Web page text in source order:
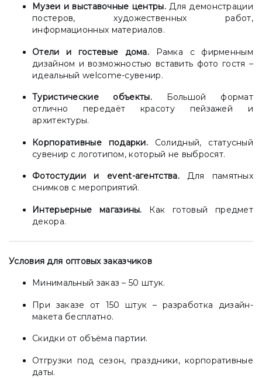
Музеи и выставочные центры.Для демонстрации
постеров, художественных работ,
информационных материалов.
Отели и гостевые дома. Рамка с фирменным
дизайном и возможностью вставить фото гостя –
идеальный welcome-сувенир.
Туристические объекты.Большой формат
отлично передаёт красоту пейзажей и
архитектуры.
Корпоративные подарки. Солидный, статусный
сувенир с логотипом, который не выбросят.
Фотостудии и event-агентства.Для памятных
снимков с мероприятий.
Интерьерные магазины. Как готовый предмет
декора.
Условия для оптовых заказчиков
Минимальный заказ – 50 штук.
При заказе от 150 штук – разработка дизайн-
макета бесплатно.
Скидки от объёма партии.
Отгрузки под сезон, праздники, корпоративные
даты.